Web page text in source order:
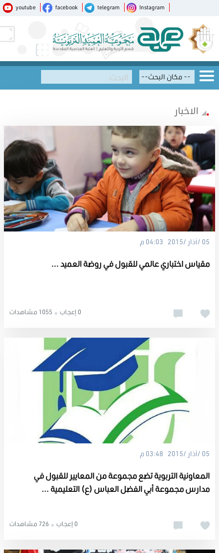
youtube facebook telegram Instagram
الاخبار
05 /آذار /2015 04:03 م
مقياس اختباري عالمي للقبول في روضة العميد ...
1055 مشاهدات 0 إعجاب
05 /آذار /2015 03:48 م
المعاونية التربوية تضع مجموعة من المعايير للقبول في
مدارس مجموعة أبي الفضل العباس (ع) التعليمية ...
726 مشاهدات 0 إعجاب